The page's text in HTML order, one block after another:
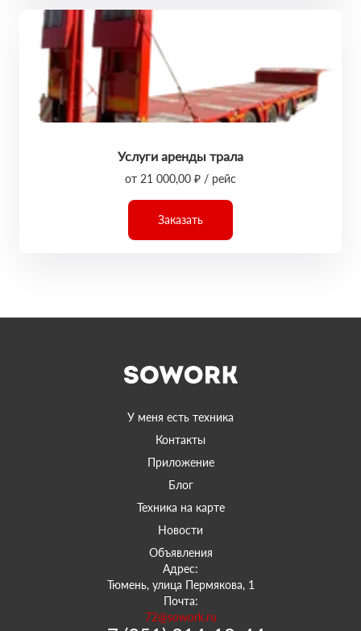
Услуги аренды трала
от 21 000,00 ₽ / рейс
Заказать
У меня есть техника
Контакты
Приложение
Блог
Техника на карте
Новости
Объявления
Адрес:
Тюмень, улица Пермякова, 1
Почта:
72@sowork.ru